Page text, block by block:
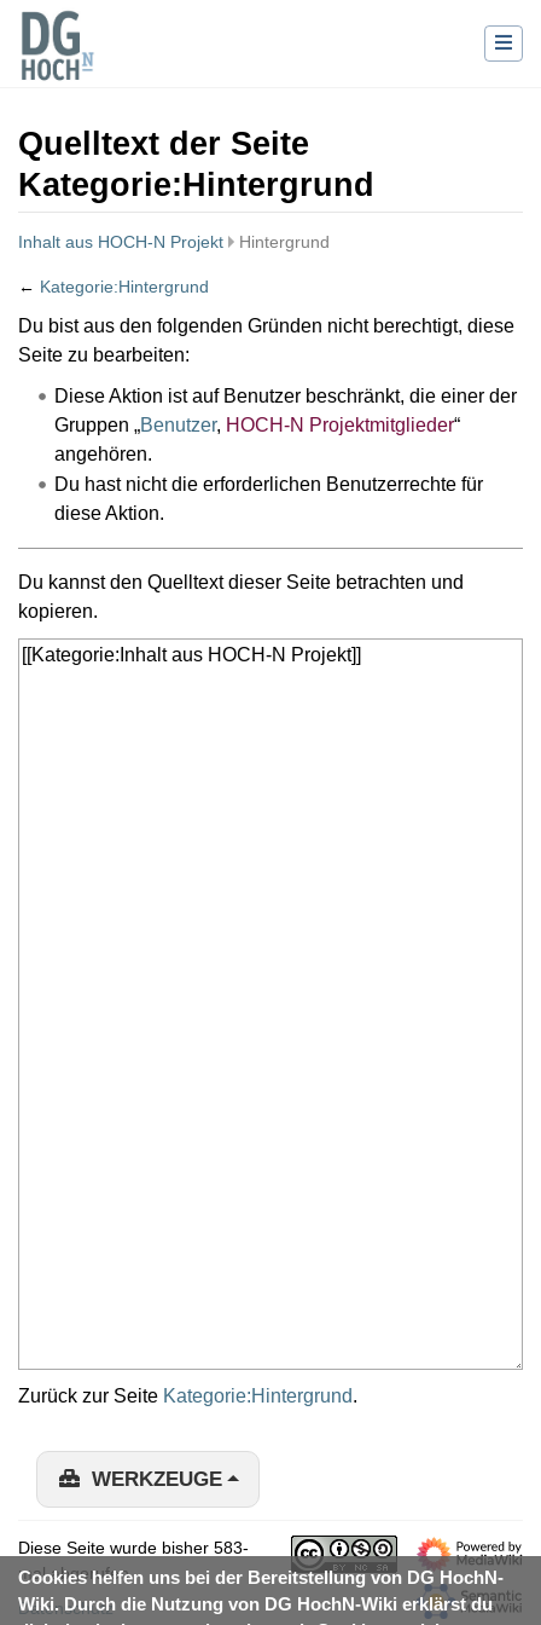
Quelltext der Seite
Kategorie:Hintergrund
Inhalt aus HOCH-N Projekt Hintergrund
← Kategorie:Hintergrund
Wechseln zu: Navigation Suche
Du bist aus den folgenden Gründen nicht berechtigt, diese
Seite zu bearbeiten:
Diese Aktion ist auf Benutzer beschränkt, die einer der
Gruppen „Benutzer, HOCH-N Projektmitglieder“
angehören.
Du hast nicht die erforderlichen Benutzerrechte für
diese Aktion.
Du kannst den Quelltext dieser Seite betrachten und
kopieren.
Zurück zur Seite Kategorie:Hintergrund.
Cookies helfen uns bei der Bereitstellung von DG HochN-
Wiki. Durch die Nutzung von DG HochN-Wiki erklärst du
WERKZEUGE
Diese Seite wurde bisher 583-
mal abgerufen.
Datenschutz